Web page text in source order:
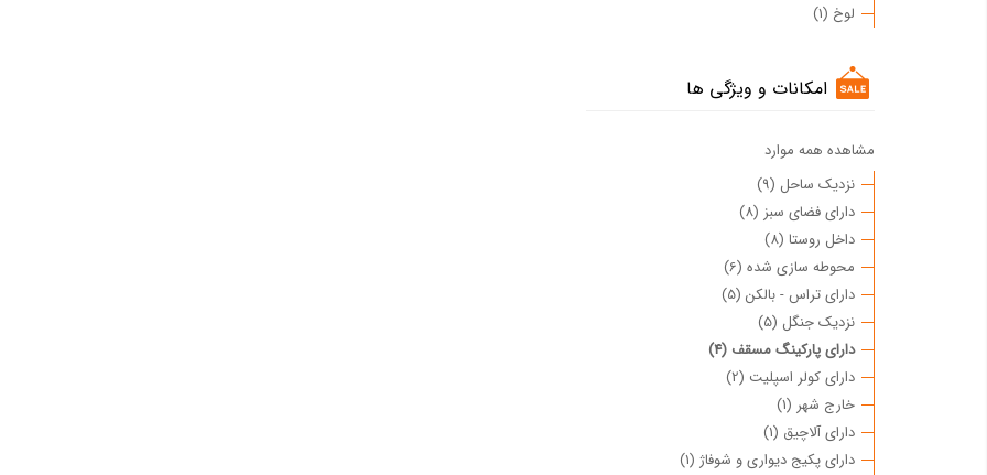
لوخ (1)
امکانات و ویژگی ها
مشاهده همه موارد
نزدیک ساحل (9)
دارای فضای سبز (8)
داخل روستا (8)
محوطه سازی شده (6)
دارای تراس - بالکن (5)
نزدیک جنگل (5)
دارای پارکینگ مسقف (4)
دارای کولر اسپلیت (2)
خارج شهر (1)
دارای آلاچیق (1)
دارای پکیج دیواری و شوفاژ (1)